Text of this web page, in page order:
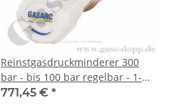
Reinstgasdruckminderer 300
bar - bis 100 bar regelbar - 1-
stufig - IN / OUT NPT 1/4" IG - 6
771,45 € *